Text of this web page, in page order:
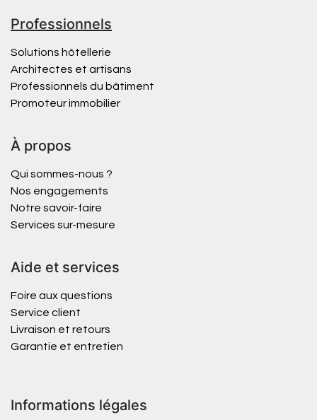
Professionnels
Solutions hôtellerie
Architectes et artisans
Professionnels du bâtiment
Promoteur immobilier
À propos
Qui sommes-nous ?
Nos engagements
Notre savoir-faire
Services sur-mesure
Aide et services
Foire aux questions
Service client
Livraison et retours
Garantie et entretien
Informations légales